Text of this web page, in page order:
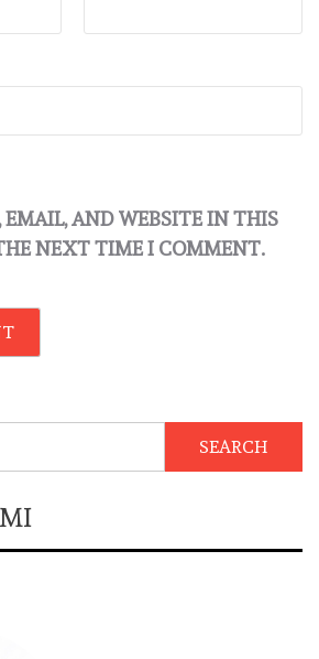
EMAIL, AND WEBSITE IN THIS
NEXT TIME I COMMENT.